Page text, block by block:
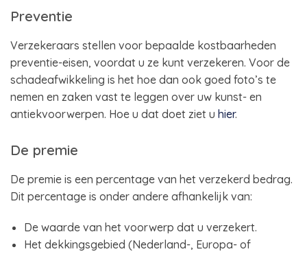
Preventie
Verzekeraars stellen voor bepaalde kostbaarheden
preventie-eisen, voordat u ze kunt verzekeren. Voor de
schadeafwikkeling is het hoe dan ook goed foto’s te
nemen en zaken vast te leggen over uw kunst- en
antiekvoorwerpen. Hoe u dat doet ziet u hier.
De premie
De premie is een percentage van het verzekerd bedrag.
Dit percentage is onder andere afhankelijk van:
De waarde van het voorwerp dat u verzekert.
Het dekkingsgebied (Nederland-, Europa- of